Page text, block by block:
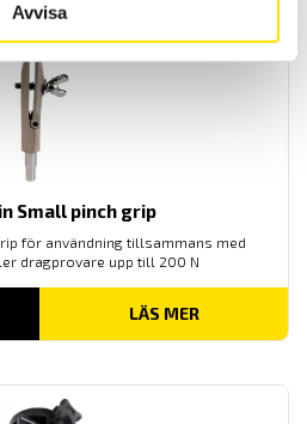
Avvisa
Small pinch grip
för användning tillsammans med
dragprovare upp till 200 N
LÄS MER